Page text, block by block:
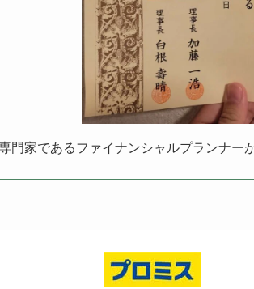
門家であるファイナンシャルプランナー